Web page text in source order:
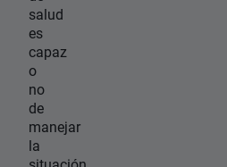
salud
es
capaz
o
no
de
manejar
la